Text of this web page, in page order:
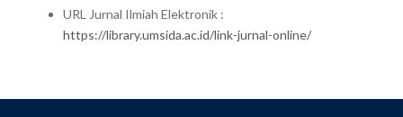
URL Jurnal Ilmiah Elektronik :
https://library.umsida.ac.id/link-jurnal-online/